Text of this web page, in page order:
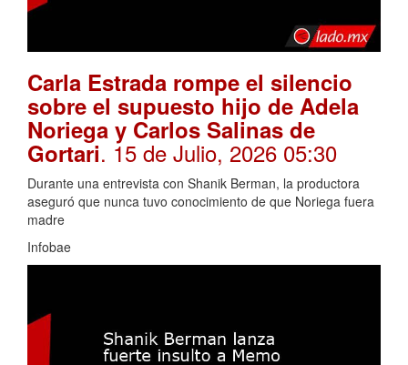
Carla Estrada rompe el silencio
sobre el supuesto hijo de Adela
Noriega y Carlos Salinas de
Gortari. 15 de Julio, 2026 05:30
Durante una entrevista con Shanik Berman, la productora
aseguró que nunca tuvo conocimiento de que Noriega fuera
madre
Infobae